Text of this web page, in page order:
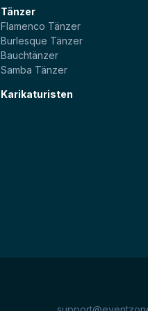
Tänzer
Flamenco Tänzer
Burlesque Tänzer
Bauchtänzer
Samba Tänzer
Karikaturisten